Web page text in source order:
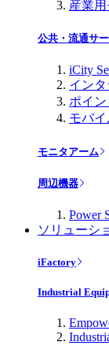
産業
公共・流通サ
iCity
イン
ポイ
モバイ
モニタアーム
周辺機器
Power
ソリューシ
iFactory
Industrial